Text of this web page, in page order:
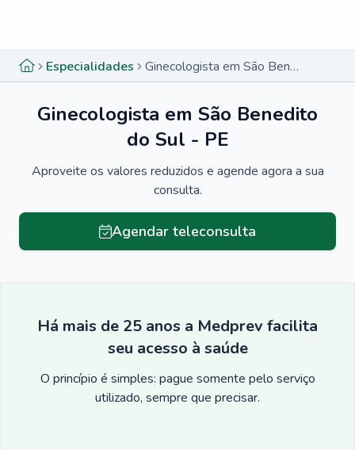
Especialidades Ginecologista em São Benedito do Sul - PE
Ginecologista em São Benedito
do Sul - PE
Aproveite os valores reduzidos e agende agora a sua
consulta.
Agendar teleconsulta
Há mais de 25 anos a Medprev facilita
seu acesso à saúde
O princípio é simples: pague somente pelo serviço
utilizado, sempre que precisar.